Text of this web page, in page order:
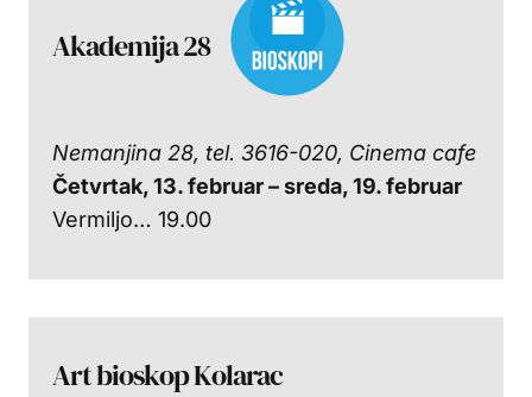
Akademija 28
Nemanjina 28, tel. 3616-020, Cinema cafe
Četvrtak, 13. februar –sreda, 19. februar
Vermiljo… 19.00
Art bioskop Kolarac